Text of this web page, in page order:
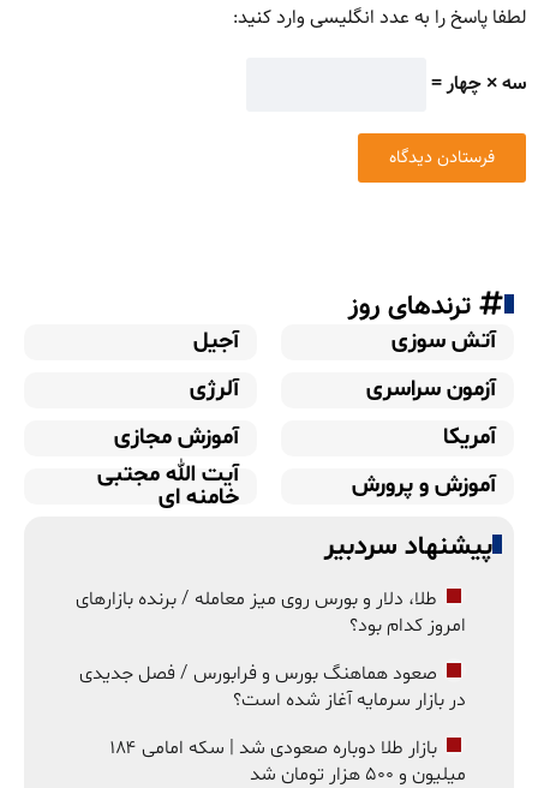
لطفا پاسخ را به عدد انگلیسی وارد کنید:
سه × چهار =
ترندهای روز
آتش سوزی
آجیل
آزمون سراسری
آلرژی
آمریکا
آموزش مجازی
آموزش و پرورش
آیت الله مجتبی
خامنه ای
پیشنهاد سردبیر
طلا، دلار و بورس روی میز معامله / برنده بازارهای
امروز کدام بود؟
صعود هماهنگ بورس و فرابورس / فصل جدیدی
در بازار سرمایه آغاز شده است؟
بازار طلا دوباره صعودی شد | سکه امامی ۱۸۴
میلیون و ۵۰۰ هزار تومان شد